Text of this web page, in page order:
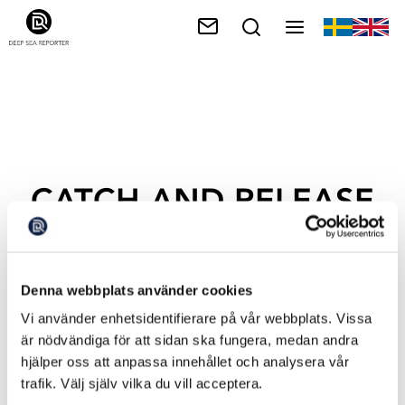
Denna webbplats använder cookies
Vi använder enhetsidentifierare på vår webbplats. Vissa
är nödvändiga för att sidan ska fungera, medan andra
hjälper oss att anpassa innehållet och analysera vår
trafik. Välj själv vilka du vill acceptera.
CATCH AND RELEASE